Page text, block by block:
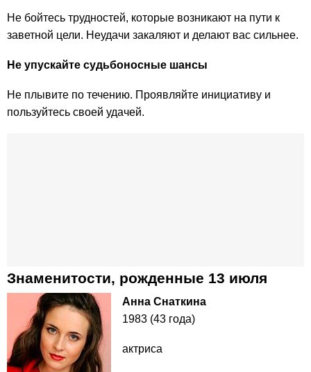
Не бойтесь трудностей, которые возникают на пути к
заветной цели. Неудачи закаляют и делают вас сильнее.
Не упускайте судьбоносные шансы
Не плывите по течению. Проявляйте инициативу и
пользуйтесь своей удачей.
Знаменитости, рожденные 13 июля
Анна Снаткина
1983 (43 года)
актриса